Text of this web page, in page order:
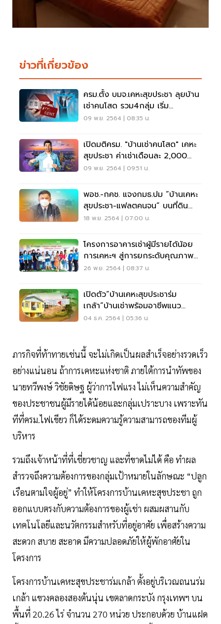
ข่าวที่เกี่ยวข้อง
ครม.ตั้ง บมจ.เคหะสุขประชา ลุยบ้าน
เช่าคนโสด รวม4กลุ่ม เริ่ม
ต้น1500บ./เดือน
09 พ.ย. 2564 | 08:35 น.
เปิดมติครม. "บ้านเช่าคนโสด" เคหะ
สุขประชา ค่าเช่าเดือนละ 2,000
บาท
09 พ.ย. 2564 | 09:51 น.
พอช.-กคช. แจงกมธ.ปม “บ้านเคหะ
สุขประชา-แฟลตคนจน” บนที่ดิน
รถไฟ-ราชพัสดุ
18 พ.ย. 2564 | 07:00 น.
โครงการอาคารเช่าผู้มีรายได้น้อย
การเคหะฯ สู่การยกระดับคุณภาพ
ชีวิต
26 พ.ย. 2564 | 08:37 น.
เปิดตัว“บ้านเคหะสุขประชาร่ม
เกล้า”บ้านเช่าพร้อมอาชีพแนว
เศรษฐกิจพอเพียง
04 ธ.ค. 2564 | 05:36 น.
ภารกิจที่ท้าทายเช่นนี้ จะไม่เกิดเป็นผลสำเร็จอย่างรวดเร็ว
อย่างแน่นอน ถ้าการเคหะแห่งชาติ ภายใต้การนำทัพของ
นายทวีพงษ์ วิชัยดิษฐ ผู้ว่าการไฟแรง ไม่เห็นความสำคัญ
ของประชาชนผู้มีรายได้น้อยและกลุ่มเปราะบาง เพราะทัน
ทีที่ครม.ไฟเขียว ก็ได้ระดมความรู้ความสามารถของทีมผู้
บริหาร
รวมถึงเจ้าหน้าที่ที่เชี่ยวชาญ และที่ขาดไม่ได้ คือ ทำผล
สำรวจถึงความต้องการของกลุ่มเป้าหมายในลักษณะ “ปลูก
เรือนตามใจผู้อยู่” ทำให้โครงการบ้านเคหะสุขประชา ถูก
ออกแบบตรงกับความต้องการของผู้เช่า ผสมผสานกับ
เทคโนโลยีและนวัตกรรมสำหรับที่อยู่อาศัย เพื่อสร้างความ
สะดวก สบาย สะอาด มีความปลอดภัยให้ผู้พักอาศัยใน
โครงการ
โครงการบ้านเคหะสุขประชาร่มเกล้า ตั้งอยู่บริเวณถนนร่ม
เกล้า แขวงคลองสองต้นนุ่น เขตลาดกระบัง กรุงเทพฯ บน
พื้นที่ 20.26 ไร่ จำนวน 270 หน่วย ประกอบด้วย บ้านแฝด